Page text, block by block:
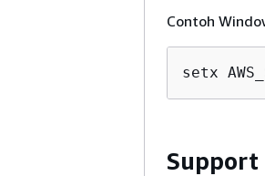
Contoh
setx
Support